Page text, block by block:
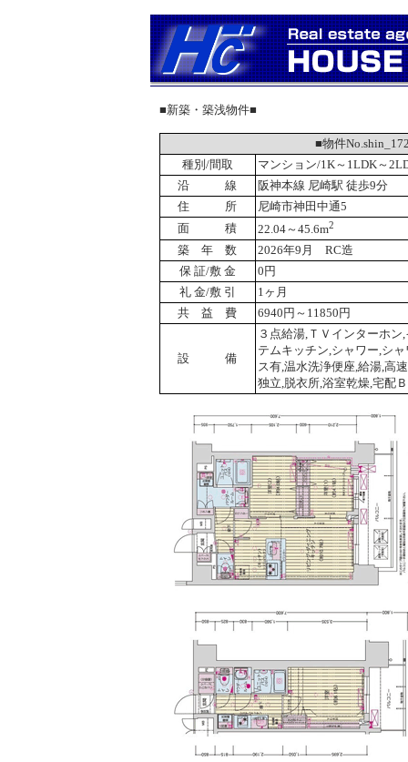
■新築・築浅物件■
■物件
種別/間取
マンション/1K～1LDK～
沿 線
阪神本線 尼崎駅 徒歩9分
住 所
尼崎市神田中通5
面 積
22.04～45.6m2
築 年 数
2026年9月 RC造
保 証/敷 金
0円
礼 金/敷 引
1ヶ月
共 益 費
6940円～11850円
設 備
３点給湯,ＴＶインターホ
テムキッチン,シャワー,シ
ス有,温水洗浄便座,給湯,高
独立,脱衣所,浴室乾燥,宅配